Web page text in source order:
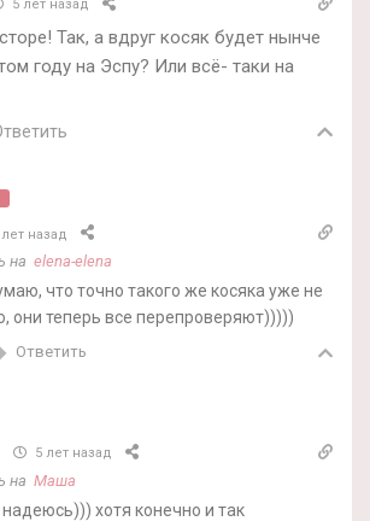
5 лет назад
Так, а вдруг косяк будет нынче
году на Эспу? Или всё- таки на
лет назад
на elena-elena
что точно такого же косяка уже не
они теперь все перепроверяют)))))
Ответить
5 лет назад
на Маша
надеюсь))) хотя конечно и так